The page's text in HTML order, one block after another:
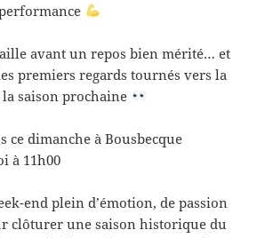
avant un repos bien mérité… et
premiers regards tournés vers la
saison prochaine
ce dimanche à Bousbecque
à 11h00
end plein d’émotion, de passion
clôturer une saison historique du